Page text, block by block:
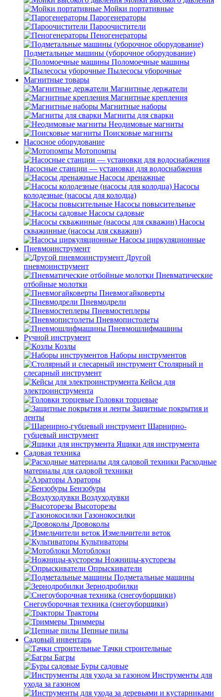
Мойки портативные
Парогенераторы
Пароочистители
Пеногенераторы
Подметальные машины (уборочное оборудование)
Поломоечные машины
Пылесосы уборочные
Магнитные товары
Магнитные держатели
Магнитные крепления
Магнитные наборы
Магниты для сварки
Неодимовые магниты
Поисковые магниты
Насосное оборудование
Мотопомпы
Насосные станции — установки для водоснабжения
Насосы дренажные
Насосы
колодезные (насосы для колодца)
Насосы повысительные
Насосы садовые
Насосы
скважинные (насосы для скважин)
Насосы циркуляционные
Пневмоинструмент
Другой
пневмоинструмент
Пневматические
отбойные молотки
Пневмогайковерты
Пневмодрели
Пневмостеплеры
Пневмопистолеты
Пневмошлифмашины
Ручной инструмент
Козлы
Наборы инструментов
Столярный и
слесарный инструмент
Кейсы для
электроинструмента
Головки торцевые
Защитные покрытия и
ленты
Шарнирно-
губцевый инструмент
Ящики для инструмента
Садовая техника
Расходные
материалы для садовой техники
Аэраторы
Бензобуры
Воздуходувки
Высоторезы
Газонокосилки
Дровоколы
Измельчители веток
Культиваторы
Мотоблоки
Ножницы-кусторезы
Опрыскиватели
Подметальные машины
Зернодробилки
Снегоуборочная техника (снегоуборщики)
Тракторы
Триммеры
Цепные пилы
Садовый инвентарь
Тачки строительные
Багры
Буры садовые
Инструменты для
ухода за газоном